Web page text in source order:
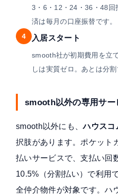
3・6・12・24・36・48回
済は毎月の口座振替です。
4
入居スタート
smooth社が初期費用を立
しは実質ゼロ。あとは分
smooth以外の専用サー
smooth以外にも、ハウスコ
択肢があります。ポケット
払いサービスで、支払い回
10.5%（分割払い） で利用
全仲介物件が対象です。ハ